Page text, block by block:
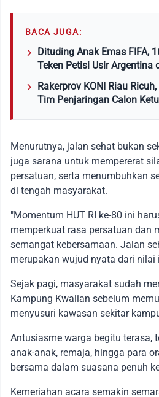
BACA JUGA:
Dituding Anak Emas FIFA,
Teken Petisi Usir Argentina
Rakerprov KONI Riau
Tim Penjaringan Calon
Menurutnya, jalan sehat bukan
juga sarana untuk mempererat
persatuan, serta menumbuhkan
di tengah masyarakat.
"Momentum HUT RI ke-80 ini
memperkuat rasa persatuan dan
semangat kebersamaan. Jalan
merupakan wujud nyata dari nilai
Sejak pagi, masyarakat sudah
Kampung Kwalian sebelum
menyusuri kawasan sekitar
Antusiasme warga begitu terasa,
anak-anak, remaja, hingga para
bersama dalam suasana penuh
Kemeriahan acara semakin